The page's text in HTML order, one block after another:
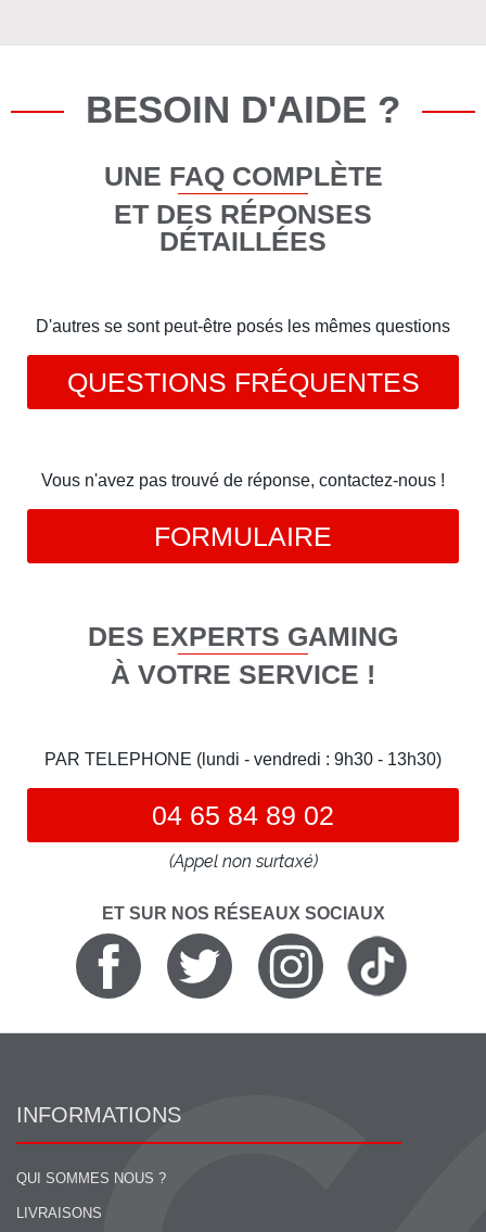
BESOIN D'AIDE ?
UNE FAQ COMPLÈTE
ET DES RÉPONSES
DÉTAILLÉES
D'autres se sont peut-être posés les mêmes questions
QUESTIONS FRÉQUENTES
Vous n'avez pas trouvé de réponse, contactez-nous !
FORMULAIRE
DES EXPERTS GAMING
À VOTRE SERVICE !
PAR TELEPHONE (lundi - vendredi : 9h30 - 13h30)
04 65 84 89 02
(Appel non surtaxé)
ET SUR NOS RÉSEAUX SOCIAUX
INFORMATIONS
QUI SOMMES NOUS ?
LIVRAISONS